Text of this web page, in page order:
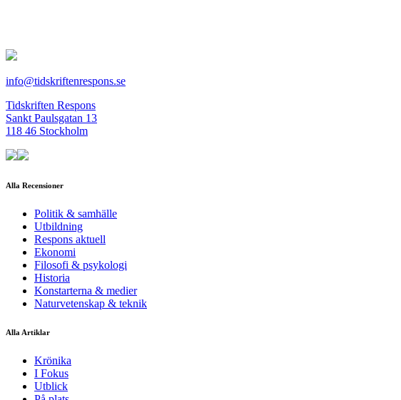
info@tidskriftenrespons.se
Tidskriften Respons
Sankt Paulsgatan 13
118 46 Stockholm
Alla Recensioner
Politik & samhälle
Utbildning
Respons aktuell
Ekonomi
Filosofi & psykologi
Historia
Konstarterna & medier
Naturvetenskap & teknik
Alla Artiklar
Krönika
I Fokus
Utblick